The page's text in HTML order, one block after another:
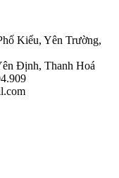
Kiểu, Yên Trường,
Định, Thanh Hoá